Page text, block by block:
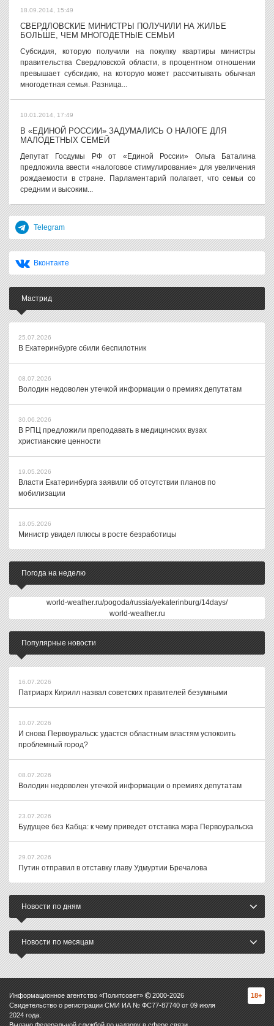
18.09.2014, 15:49
СВЕРДЛОВСКИЕ МИНИСТРЫ ПОЛУЧИЛИ НА ЖИЛЬЕ
БОЛЬШЕ, ЧЕМ МНОГОДЕТНЫЕ СЕМЬИ
Субсидия, которую получили на покупку квартиры министры
правительства Свердловской области, в процентном отношении
превышает субсидию, на которую может рассчитывать обычная
многодетная семья. Разница...
10.01.2014, 17:49
В «ЕДИНОЙ РОССИИ» ЗАДУМАЛИСЬ О НАЛОГЕ ДЛЯ
МАЛОДЕТНЫХ СЕМЕЙ
Депутат Госдумы РФ от «Единой России» Ольга Баталина
предложила ввести «налоговое стимулирование» для увеличения
рождаемости в стране. Парламентарий полагает, что семьи со
средним и высоким...
Telegram
Вконтакте
Мастрид
25.07.2026
В Екатеринбурге сбили беспилотник
08.07.2026
Володин недоволен утечкой информации о премиях депутатам
30.06.2026
В РПЦ предложили преподавать в медицинских вузах
христианские ценности
19.05.2026
Власти Екатеринбурга заявили об отсутствии планов по
мобилизации
18.05.2026
Министр увидел плюсы в росте безработицы
Погода на неделю
world-weather.ru/pogoda/russia/yekaterinburg/14days/
world-weather.ru
Популярные новости
16.07.2026
Патриарх Кирилл назвал советских правителей безумными
10.07.2026
И снова Первоуральск: удастся областным властям успокоить
проблемный город?
08.07.2026
Володин недоволен утечкой информации о премиях депутатам
23.07.2026
Будущее без Кабца: к чему приведет отставка мэра Первоуральска
29.07.2026
Путин отправил в отставку главу Удмуртии Бречалова
Новости по дням
Новости по месяцам
Информационное агентство «Политсовет» 2000-2026
Свидетельство о регистрации СМИ ИА № ФС77-87740 от 09 июля
2024 года.
18+